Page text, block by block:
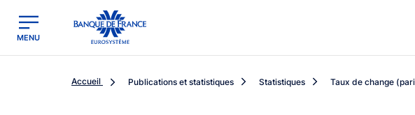
Banque de France - Menu Principal
MENU
Accueil Publications et statistiques Statistiques Taux de change